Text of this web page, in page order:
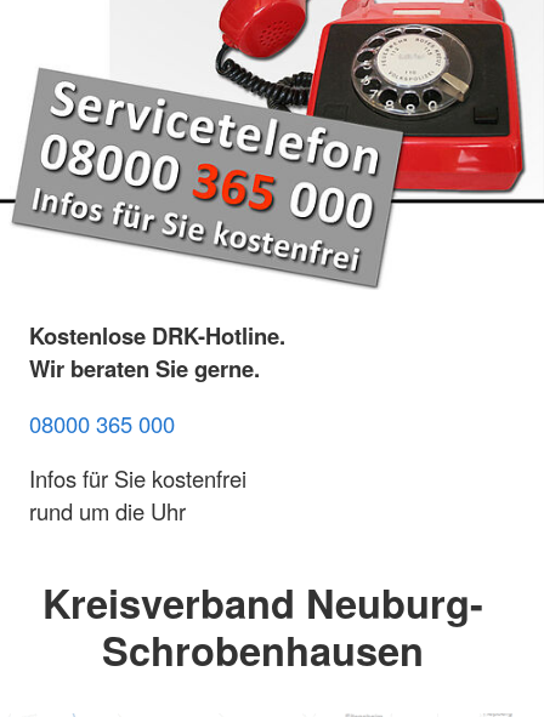
Kostenlose DRK-Hotline.
Wir beraten Sie gerne.
08000 365 000
Infos für Sie kostenfrei
rund um die Uhr
Kreisverband Neuburg-
Schrobenhausen